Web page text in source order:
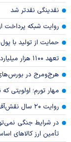
نقدینگی نقدتر شد
روایت شبکه پرداخت
حمایت از تولید با
تعهد ۱۱۰۰ هزار میلیارد تومانی دولت برای تامین کالابرگ
هرج‌ومرج در
مهار تورم؛ اولویتی
روایت ۲۰ سال نقش‌آفرینی «به‌پرداخت ملت» در اقتصاد دیجیتال ایران
در شرایط جنگی
تأمین ارز کالا‌های